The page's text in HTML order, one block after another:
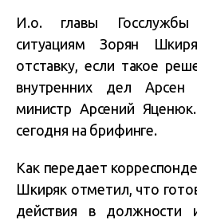
И.о. главы
ситуациям Зорян
отставку, если такое
внутренних дел
министр Арсений
сегодня на брифинге.
Как передает
Шкиряк отметил, что
действия в должности